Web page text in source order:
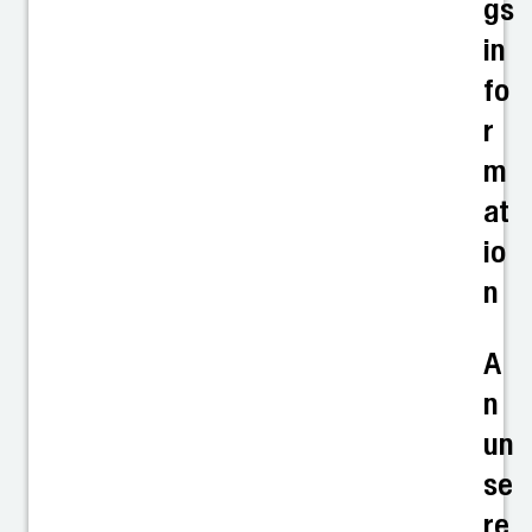
gs
in
fo
r
m
at
io
n
A
n
un
se
re